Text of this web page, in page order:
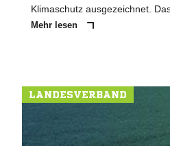
Klimaschutz ausgezeichnet.
Mehr lesen
LANDESVERBAND